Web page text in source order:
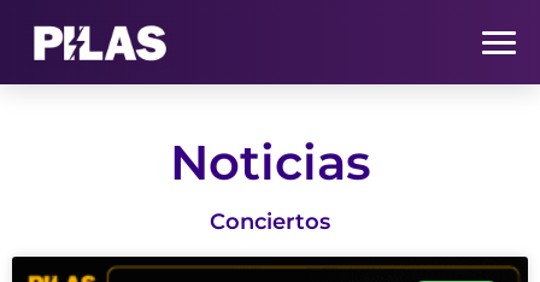
HOME
NOTICIAS
QUIÉNES SOMOS
Noticias
Conciertos